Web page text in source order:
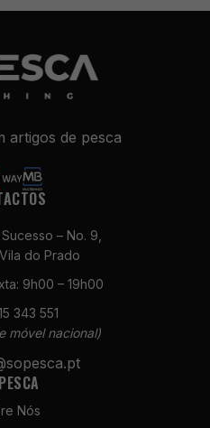
artigos de pesca
– No. 9,
do Prado
9h00 – 19h00
343 551
móvel nacional)
Nós